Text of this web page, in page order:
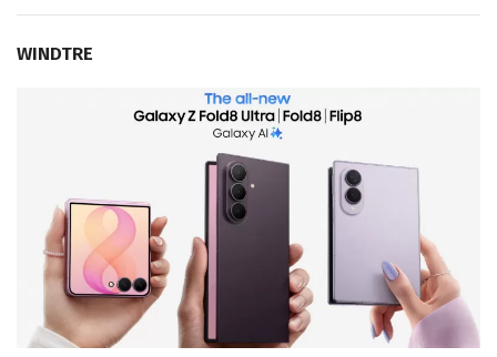
WINDTRE